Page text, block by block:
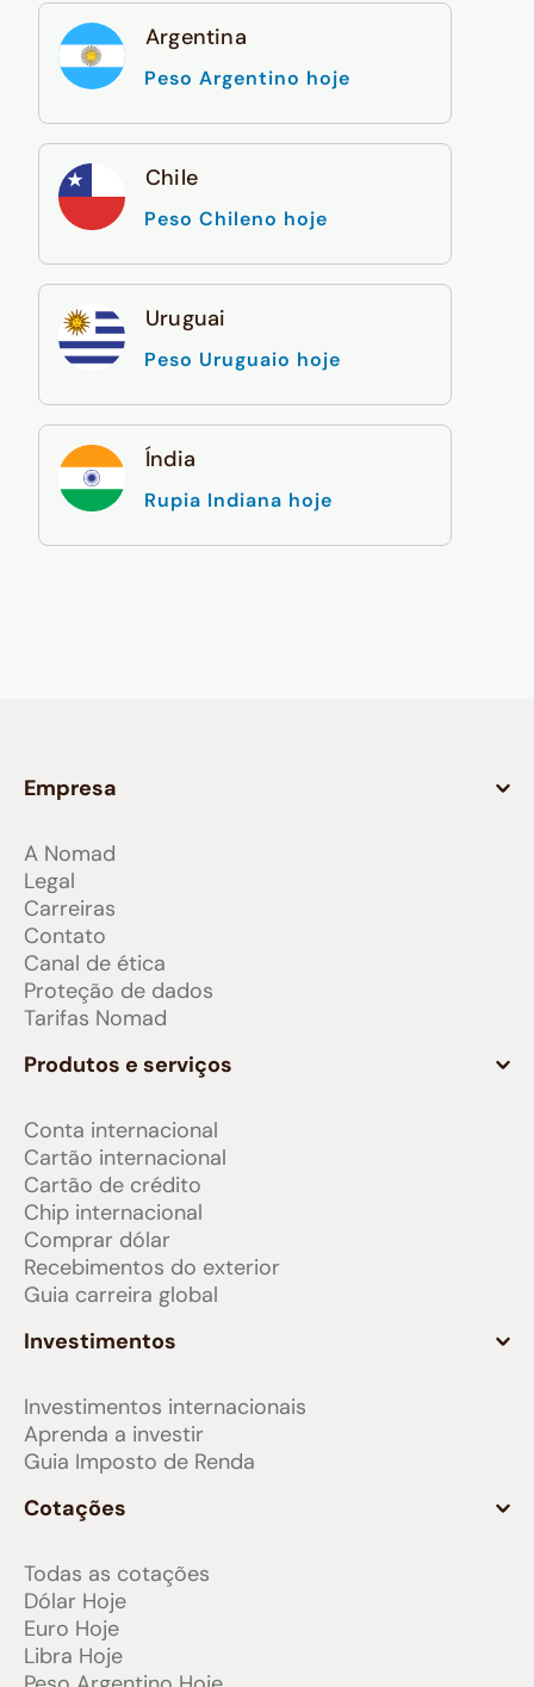
Argentina
Peso Argentino hoje
Chile
Peso Chileno hoje
Uruguai
Peso Uruguaio hoje
Índia
Rupia Indiana hoje
Empresa
A Nomad
Legal
Carreiras
Contato
Canal de ética
Proteção de dados
Tarifas Nomad
Produtos e serviços
Conta internacional
Cartão internacional
Cartão de crédito
Chip internacional
Comprar dólar
Recebimentos do exterior
Guia carreira global
Investimentos
Investimentos internacionais
Aprenda a investir
Guia Imposto de Renda
Cotações
Todas as cotações
Dólar Hoje
Euro Hoje
Libra Hoje